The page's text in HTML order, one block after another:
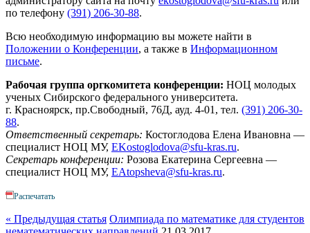
по телефону (391) 206-30-88.
Всю необходимую информацию вы можете найти в
Положении о Конференции, а также в Информационном
письме.
Рабочая группа оргкомитета конференции: НОЦ молодых
ученых Сибирского федерального университета.
г. Красноярск, пр.Свободный, 76Д, ауд. 4-01, тел. (391) 206-30-
88.
Ответственный секретарь: Костоглодова Елена Ивановна —
специалист НОЦ МУ, EKostoglodova@sfu-kras.ru.
Секретарь конференции: Розова Екатерина Сергеевна —
специалист НОЦ МУ, EAtopsheva@sfu-kras.ru.
Распечатать
« Предыдущая статья Олимпиада по математике для студентов